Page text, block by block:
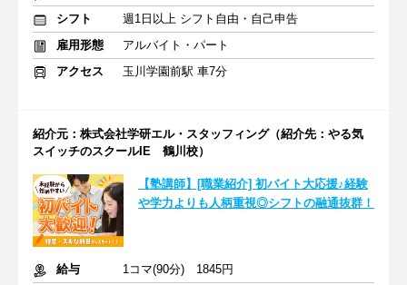
シフト
週1日以上 シフト自由・自己申告
雇用形態
アルバイト・パート
アクセス
玉川学園前駅 車7分
紹介元：株式会社学研エル・スタッフィング（紹介先：やる気
スイッチのスクールIE 鶴川校）
【塾講師】[職業紹介] 初バイト大応援♪経験
や学力よりも人柄重視◎シフトの融通抜群！
給与
1コマ(90分) 1845円